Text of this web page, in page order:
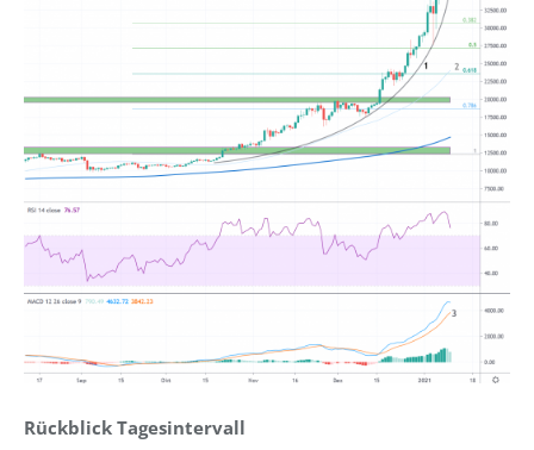
Rückblick Tagesintervall